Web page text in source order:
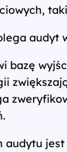
audyt
bazę
audytu